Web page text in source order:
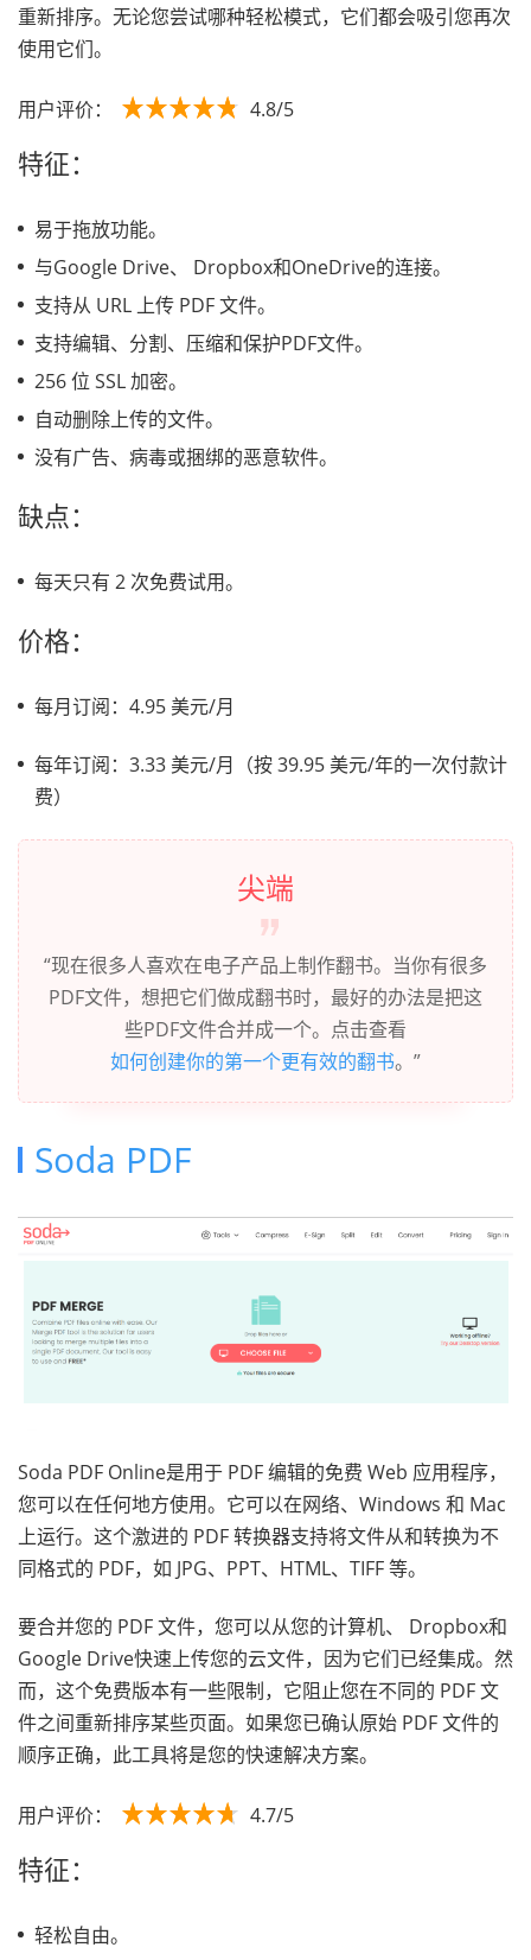
重新排序。无论您尝试哪种轻松模式，它们都会吸引您再次
使用它们。
用户评价： 4.8/5
特征：
易于拖放功能。
与Google Drive、 Dropbox和OneDrive的连接。
支持从 URL 上传 PDF 文件。
支持编辑、分割、压缩和保护PDF文件。
256 位 SSL 加密。
自动删除上传的文件。
没有广告、病毒或捆绑的恶意软件。
缺点：
每天只有 2 次免费试用。
价格：
每月订阅：4.95 美元/月
每年订阅：3.33 美元/月（按 39.95 美元/年的一次付款计
费）
尖端
“现在很多人喜欢在电子产品上制作翻书。当你有很多
PDF文件，想把它们做成翻书时，最好的办法是把这
些PDF文件合并成一个。点击查看
如何创建你的第一个更有效的翻书。”
Soda PDF
Soda PDF Online是用于 PDF 编辑的免费 Web 应用程序，
您可以在任何地方使用。它可以在网络、Windows 和 Mac
上运行。这个激进的 PDF 转换器支持将文件从和转换为不
同格式的 PDF，如 JPG、PPT、HTML、TIFF 等。
要合并您的 PDF 文件，您可以从您的计算机、 Dropbox和
Google Drive快速上传您的云文件，因为它们已经集成。然
而，这个免费版本有一些限制，它阻止您在不同的 PDF 文
件之间重新排序某些页面。如果您已确认原始 PDF 文件的
顺序正确，此工具将是您的快速解决方案。
用户评价： 4.7/5
特征：
轻松自由。